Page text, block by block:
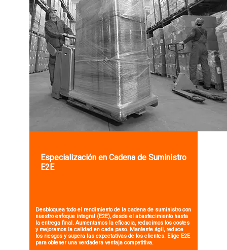
Especialización en Cadena de Suministro
E2E
Desbloquea todo el rendimiento de la cadena de suministro con
nuestro enfoque integral (E2E), desde el abastecimiento hasta
la entrega final. Aumentamos la eficacia, reducimos los costes
y mejoramos la calidad en cada paso. Mantente ágil, reduce
los riesgos y supera las expectativas de los clientes. Elige E2E
para obtener una verdadera ventaja competitiva.